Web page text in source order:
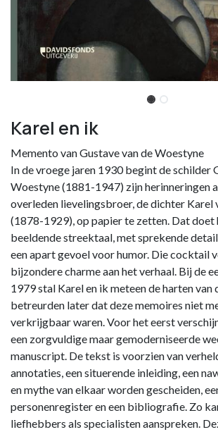
Karel en ik
Memento van Gustave van de Woestyne
In de vroege jaren 1930 begint de schilder
Woestyne (1881-1947) zijn herinneringen
overleden lievelingsbroer, de dichter Karel
(1878-1929), op papier te zetten. Dat doet
beeldende streektaal, met sprekende
een apart gevoel voor humor. Die cocktail
bijzondere charme aan het verhaal. Bij de
1979 stal Karel en ik meteen de harten van
betreurden later dat deze memoires niet
verkrijgbaar waren. Voor het eerst
een zorgvuldige maar gemoderniseerde
manuscript. De tekst is voorzien van
annotaties, een situerende inleiding, een
en mythe van elkaar worden gescheiden,
personenregister en een bibliografie. Zo
liefhebbers als specialisten aanspreken.